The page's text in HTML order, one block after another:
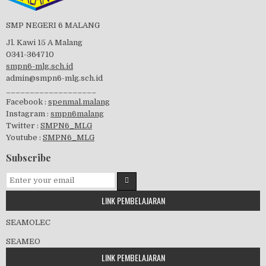
visitasi PPK 2019
GSF 2019
Pembagian Ijazah 2020
SMP NEGERI 6 MALANG
Jl. Kawi 15 A Malang
0341-364710
smpn6-mlg.sch.id
admin@smpn6-mlg.sch.id
Facebook : spenmal.malang
Instagram : smpn6malang
Twitter : SMPN6_MLG
Youtube : SMPN6_MLG
Subscribe
LINK PEMBELAJARAN
SEAMOLEC
SEAMEO
LINK PEMBELAJARAN